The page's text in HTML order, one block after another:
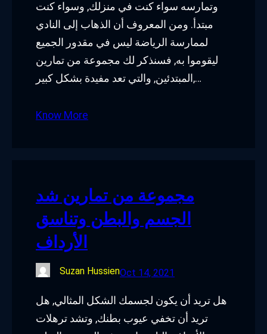
وتمارسه سواء كنت في منزلك, وسواء كنت
مبتدأ. ومن المعروف أن الذهاب إلى النادي
لممارسة الرياضة ليس في مقدور الجميع
ليقوموا به, فسنذكر لك مجموعة من تمارين
المبتدئين, والتي تعد مفيدة بشكل كبير,…
Know More
مجموعة من تمارين شد
الجسم والبطن وتناسق
الأرداف
Suzan HussienOct 14, 2021
هل تريد أن يكون لجسمك الشكل المثالي, هل
تريد أن تخفي عيوب بطنك, وتشد ترهلات